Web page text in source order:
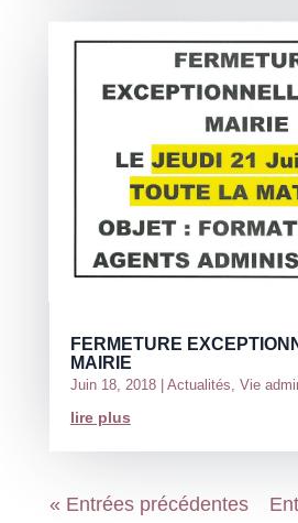
FERMETURE
MAIRIE
Juin 18, 2018| Actualités Vie
lire plus
« Entrées précédentes